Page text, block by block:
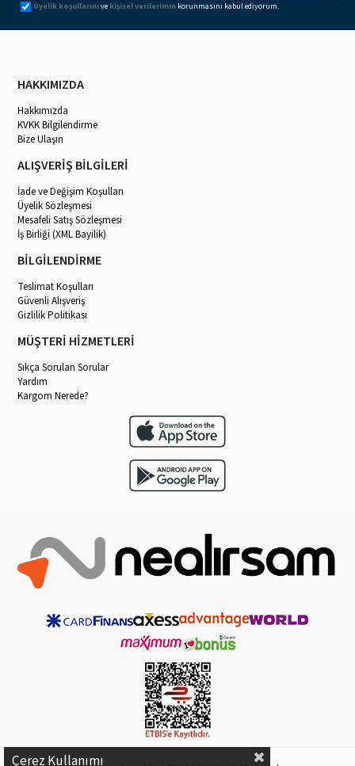
Üyelik koşullarınıve kişisel verilerimin korunmasını kabul ediyorum.
HAKKIMIZDA
Hakkımızda
KVKK Bilgilendirme
Bize Ulaşın
ALIŞVERİŞ BİLGİLERİ
İade ve Değişim Koşulları
Üyelik Sözleşmesi
Mesafeli Satış Sözleşmesi
İş Birliği (XML Bayilik)
BİLGİLENDİRME
Teslimat Koşulları
Güvenli Alışveriş
Gizlilik Politikası
MÜŞTERİ HİZMETLERİ
Sıkça Sorulan Sorular
Yardım
Kargom Nerede?
Çerez Kullanımı